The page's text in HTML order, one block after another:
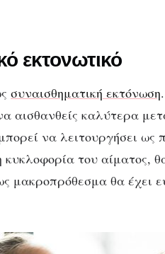
εκτονωτικό
συναισθηματική εκτόνωση
αισθανθείς καλύτερα
να λειτουργήσει
του αίματος,
μακροπρόθεσμα θα έχει